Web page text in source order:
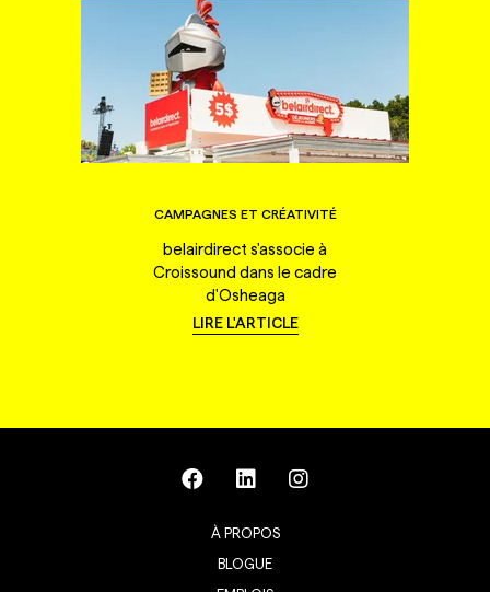
CAMPAGNES ET CRÉATIVITÉ
belairdirect s'associe à
Croissound dans le cadre
d'Osheaga
LIRE L'ARTICLE
À PROPOS
BLOGUE